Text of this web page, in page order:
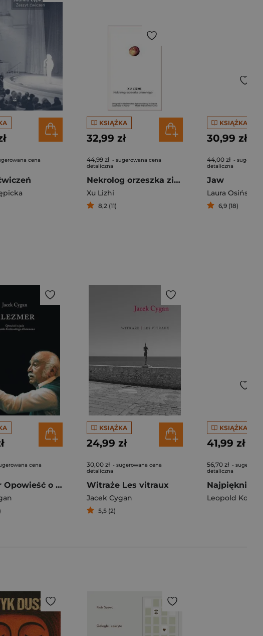
,Yosa Buson
cena
KSIĄŻKA
32,99 zł
44,99 zł - sugerowana cena
detaliczna
Nekrolog orzeszka ziemnego
Xu Lizhi
8,2 (11)
KSIĄŻKA
30,99 zł
44,00 zł -
detaliczna
Jaw
Laura Osińska
6,9 (18)
cena
Klezmer Opowieść o życiu Leopolda Kozłowskiego-Kleinmana
KSIĄŻKA
24,99 zł
30,00 zł - sugerowana cena
detaliczna
Witraże Les vitraux
Jacek Cygan
5,5 (2)
KSIĄŻKA
41,99 zł
56,70 zł -
detaliczna
Leopold